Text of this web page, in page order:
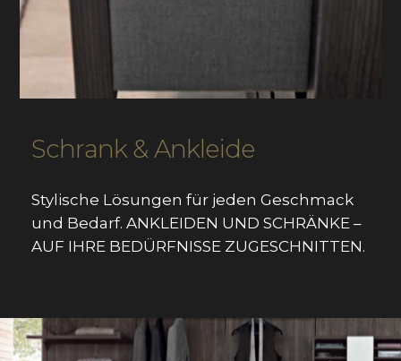
Schrank & Ankleide
Stylische Lösungen für jeden Geschmack
und Bedarf. ANKLEIDEN UND SCHRÄNKE –
AUF IHRE BEDÜRFNISSE ZUGESCHNITTEN.